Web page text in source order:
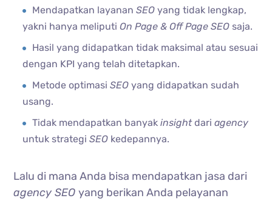
Mendapatkan layananSEOyang tidak lengkap,
yakni hanya meliputiOn Page & Off Page SEOsaja.
Hasil yang didapatkan tidak maksimal atau sesuai
dengan KPI yang telah ditetapkan.
Metode optimasiSEOyang didapatkan sudah
usang.
Tidak mendapatkan banyakinsightdariagency
untuk strategiSEO kedepannya.
Lalu di mana Anda bisa mendapatkan jasa dari
agency SEOyang berikan Anda pelayanan